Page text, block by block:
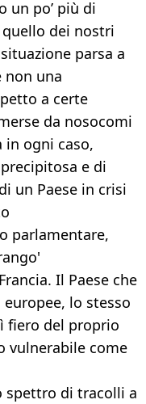
un po’ più di
dei nostri
parsa a
non una
a certe
da nosocomi
ogni caso,
e di
un Paese in crisi
parlamentare,
Il Paese che
lo stesso
fiero del proprio
vulnerabile come
spettro di tracolli a